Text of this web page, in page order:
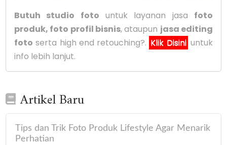
Butuh studio foto untuk layanan jasa foto
produk, foto profil bisnis, ataupun jasa editing
foto serta high end retouching?. Klik Disini untuk
info lebih lanjut.
Artikel Baru
Tips dan Trik Foto Produk Lifestyle Agar Menarik
Perhatian